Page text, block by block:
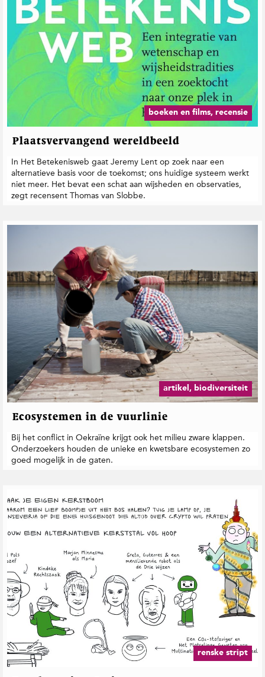
boeken en films, recensie
Plaatsvervangend wereldbeeld
In Het Betekenisweb gaat Jeremy Lent op zoek naar een
alternatieve basis voor de toekomst; ons huidige systeem werkt
niet meer. Het bevat een schat aan wijsheden en observaties,
zegt recensent Thomas van Slobbe.
artikel, biodiversiteit
Ecosystemen in de vuurlinie
Bij het conflict in Oekraïne krijgt ook het milieu zware klappen.
Onderzoekers houden de unieke en kwetsbare ecosystemen zo
goed mogelijk in de gaten.
renske stript